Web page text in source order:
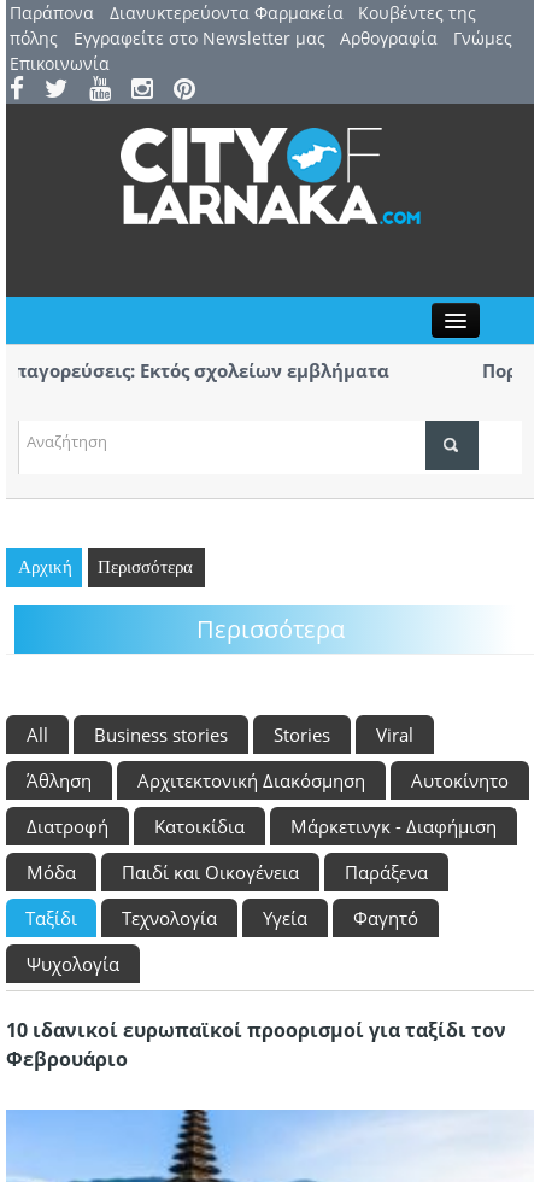
Παράπονα Διανυκτερεύοντα Φαρμακεία
Kουβέντες της
πόλης
Εγγραφείτε στο Newsletter μας Αρθογραφία
Γνώμες
Επικοινωνία
ΤΟΠΙΚΑ ΝΕΑ
GOING OUT
PODCAST
ΠΡΟΣΩΠΑ
ΛΑΡΝΑΚΑ 2030
ΣΥΝΔΕΣΜΟΙ
ΠΕΡΙΣΣΟΤΕΡΑ
Εκτός σχολείων εμβλήματα
Πορεία Μνήμης
44ο Φεστιβάλ Λευκάρων – Έναρξη /
Πρώτο
κομμάτων και
Αρχική Περισσότερα
Περισσότερα
All Business stories Stories
Viral
Άθληση
Αρχιτεκτονική Διακόσμηση
Αυτοκίνητο
Διατροφή
Κατοικίδια
Μάρκετινγκ - Διαφήμιση
Μόδα
Παιδί και Οικογένεια
Παράξενα
Ταξίδι
Τεχνολογία Υγεία
Φαγητό
Ψυχολογία
10 ιδανικοί ευρωπαϊκοί προορισμοί για ταξίδι τον
Φεβρουάριο